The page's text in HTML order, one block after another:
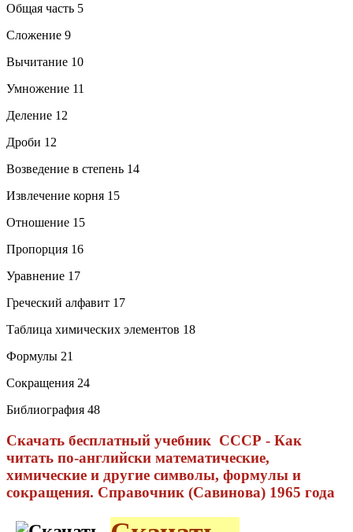
Общая часть 5
Сложение 9
Вычитание 10
Умножение 11
Деление 12
Дроби 12
Возведение в степень 14
Извлечение корня 15
Отношение 15
Пропорция 16
Уравнение 17
Греческий алфавит 17
Таблица химических элементов 18
Формулы 21
Сокращения 24
Библиография 48
Скачать бесплатный учебник СССР - Как
читать по-английски математические,
химические и другие символы, формулы и
сокращения. Справочник (Савинова) 1965 года